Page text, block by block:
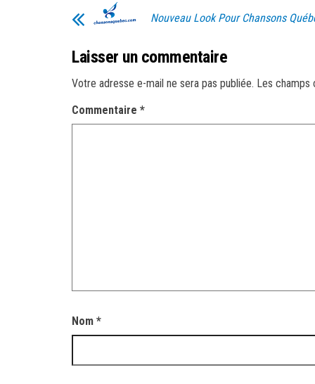
Nouveau Look Pour Chansons
Laisser un commentaire
Votre adresse e-mail ne sera pas publiée. Les champs
Commentaire *
Nom *